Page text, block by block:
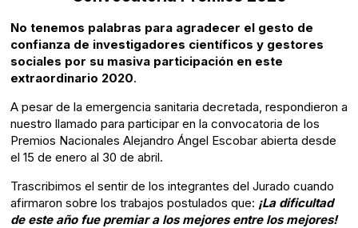
No tenemos palabras para agradecer el gesto de
confianza de investigadores científicos y gestores
sociales por su masiva participación en este
extraordinario 2020.
A pesar de la emergencia sanitaria decretada, respondieron a
nuestro llamado para participar en la convocatoria de los
Premios Nacionales Alejandro Ángel Escobar abierta desde
el 15 de enero al 30 de abril.
Trascribimos el sentir de los integrantes del Jurado cuando
afirmaron sobre los trabajos postulados que: ¡La dificultad
de este año fue premiar a los mejores entre los mejores!